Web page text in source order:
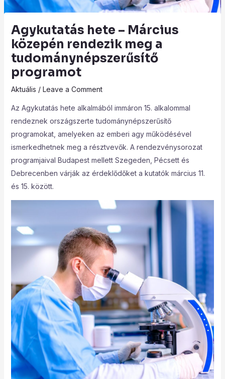
Agykutatás hete – Március
közepén rendezik meg a
tudománynépszerűsítő
programot
Aktuális / Leave a Comment
Az Agykutatás hete alkalmából immáron 15. alkalommal
rendeznek országszerte tudománynépszerűsítő
programokat, amelyeken az emberi agy működésével
ismerkedhetnek meg a résztvevők. A rendezvénysorozat
programjaival Budapest mellett Szegeden, Pécsett és
Debrecenben várják az érdeklődőket a kutatók március 11.
és 15. között.